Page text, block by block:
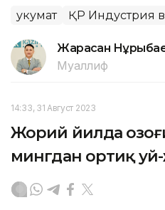
Ҳукумат ҚР Индустрия
Жарасқан
Муаллиф
14:33, 31 Август 2023
Жорий йилда
мингдан ортиқ